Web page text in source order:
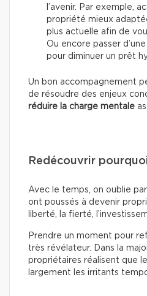
l’avenir. Par exemple,
propriété mieux
plus actuelle afin de
Ou encore passer
pour diminuer un prêt
Un bon accompagnement
de résoudre des enjeux
réduire la charge mentale
Redécouvrir
Avec le temps, on oublie
ont poussés à devenir
liberté, la fierté,
Prendre un moment pour
très révélateur. Dans la
propriétaires réalisent que
largement les irritants